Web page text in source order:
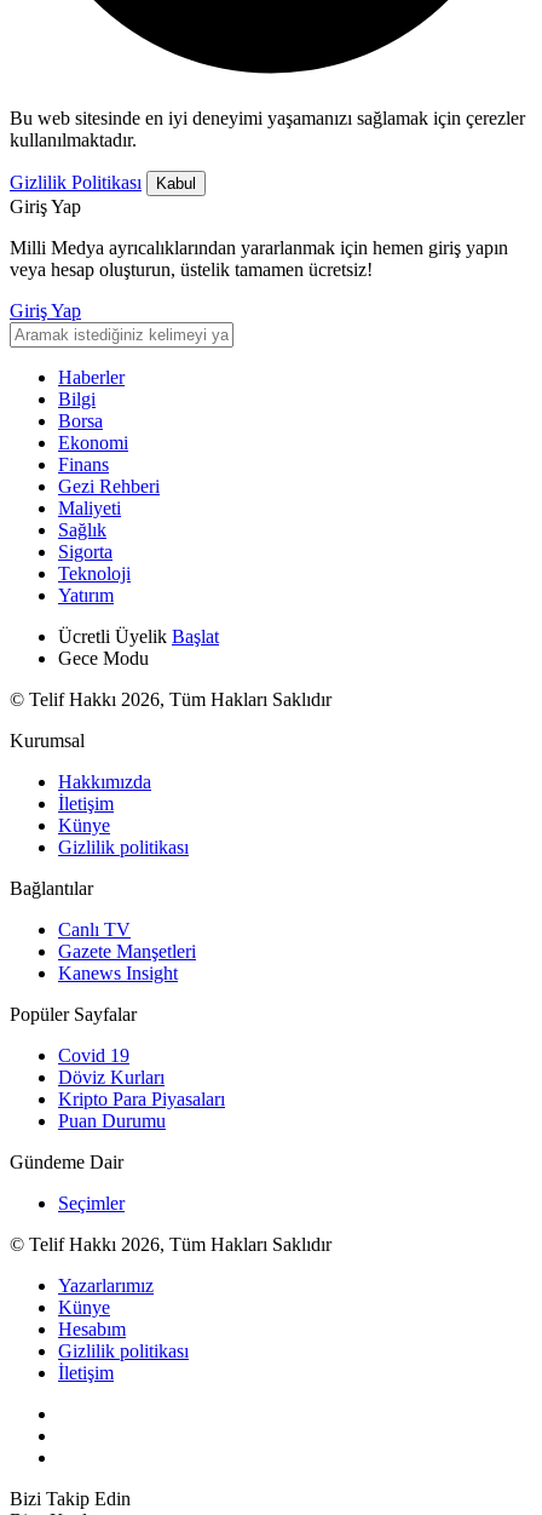
Bu web sitesinde en iyi deneyimi yaşamanızı sağlamak için çerezler
kullanılmaktadır.
Gizlilik Politikası Kabul
Giriş Yap
Milli Medya ayrıcalıklarından yararlanmak için hemen giriş yapın
veya hesap oluşturun, üstelik tamamen ücretsiz!
Giriş Yap
Haberler
Bilgi
Borsa
Ekonomi
Finans
Gezi Rehberi
Maliyeti
Sağlık
Sigorta
Teknoloji
Yatırım
Ücretli Üyelik Başlat
Gece Modu
© Telif Hakkı 2026, Tüm Hakları Saklıdır
Kurumsal
Hakkımızda
İletişim
Künye
Gizlilik politikası
Bağlantılar
Canlı TV
Gazete Manşetleri
Kanews Insight
Popüler Sayfalar
Covid 19
Döviz Kurları
Kripto Para Piyasaları
Puan Durumu
Gündeme Dair
Seçimler
© Telif Hakkı 2026, Tüm Hakları Saklıdır
Yazarlarımız
Künye
Hesabım
Gizlilik politikası
İletişim
Bizi Takip Edin